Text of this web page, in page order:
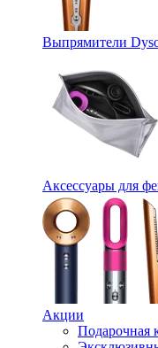
Выпрямители
Аксессуары для
Акции
Подарочная